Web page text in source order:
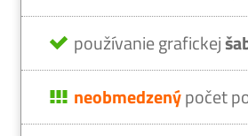
používanie grafickej
neobmedzenýpočet